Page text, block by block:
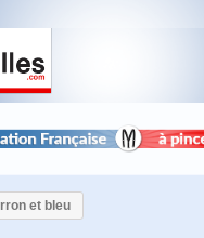
et bleu